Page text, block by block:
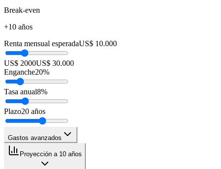
Break-even
+10 años
Renta mensual esperadaUS$ 10.000
US$ 2000US$ 30.000
Enganche20%
Tasa anual8%
Plazo20 años
Gastos avanzados
Proyección a 10 años